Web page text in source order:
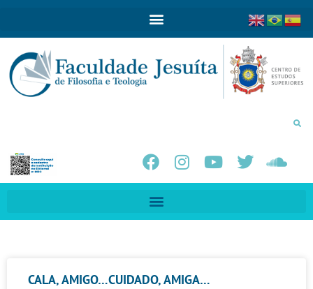
CALA, AMIGO…CUIDADO, AMIGA…